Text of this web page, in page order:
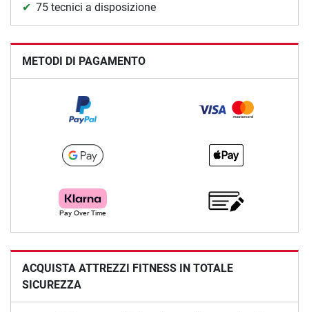
75 tecnici a disposizione
METODI DI PAGAMENTO
ACQUISTA ATTREZZI FITNESS IN TOTALE
SICUREZZA